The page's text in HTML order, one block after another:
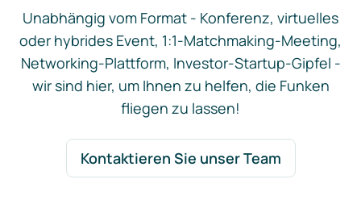
Unabhängig vom Format - Konferenz, virtuelles
oder hybrides Event, 1:1-Matchmaking-Meeting,
Networking-Plattform, Investor-Startup-Gipfel -
wir sind hier, um Ihnen zu helfen, die Funken
fliegen zu lassen!
Kontaktieren Sie unser Team